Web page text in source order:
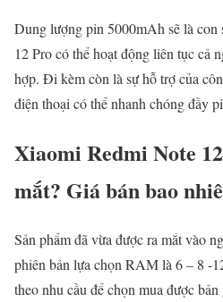
Dung lượng pin 5000mAh sẽ là
12 Pro có thể hoạt động liên tục cả
hợp. Đi kèm còn là sự hỗ trợ của
điện thoại có thể nhanh chóng đầy
Xiaomi Redmi Note
mắt? Giá bán bao
Sản phẩm đã vừa được ra mắt vào
phiên bản lựa chọn RAM là 6 – 8 -
theo nhu cầu để chọn mua được